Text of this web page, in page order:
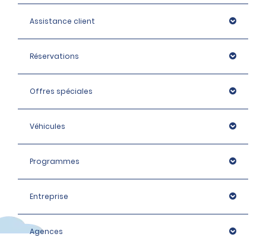
Assistance client
Réservations
Offres spéciales
Véhicules
Programmes
Entreprise
Agences